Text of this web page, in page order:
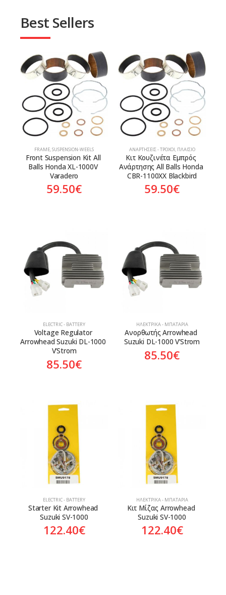
Best Sellers
FRAME,SUSPENSION-WEELS
Front Suspension Kit All
Balls Honda XL-1000V
Varadero
59.50€
ΑΝΑΡΤΉΣΕΙΣ - ΤΡΟΧΟΊ, ΠΛΑΊΣΙΟ
Κιτ Κουζινέτα Εμπρός
Ανάρτησης All Balls Honda
CBR-1100XX Blackbird
59.50€
ELECTRIC - BATTERY
Voltage Regulator
Arrowhead Suzuki DL-1000
V’Strom
85.50€
ΗΛΕΚΤΡΙΚΆ - ΜΠΑΤΑΡΊΑ
Ανορθωτής Arrowhead
Suzuki DL-1000 V’Strom
85.50€
ELECTRIC - BATTERY
Starter Kit Arrowhead
Suzuki SV-1000
122.40€
ΗΛΕΚΤΡΙΚΆ - ΜΠΑΤΑΡΊΑ
Κιτ Μίζας Arrowhead
Suzuki SV-1000
122.40€